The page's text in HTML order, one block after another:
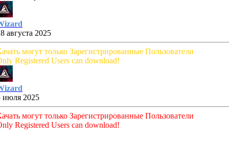
августа 2025
могут только Зарегистрированные Пользователи
Registered Users can download!
июля 2025
могут только Зарегистрированные Пользователи
Registered Users can download!